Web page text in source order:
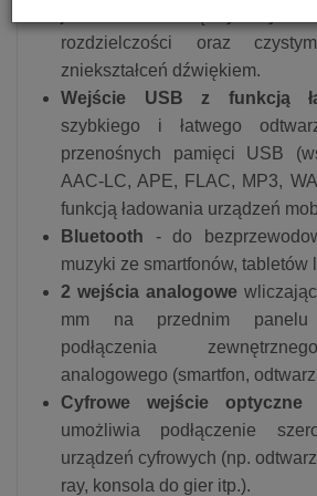
rozdzielczości oraz
zniekształceń dźwiękiem.
Wejście USB z funkcją
szybkiego i łatwego
przenośnych pamięci USB
AAC-LC, APE, FLAC, MP3,
funkcją ładowania urządzeń
Bluetooth - do
muzyki ze smartfonów, tabletów
2 wejścia analogowe
mm na przednim
podłączenia
analogowego (smartfon,
Cyfrowe wejście optyczne
umożliwia podłączenie
urządzeń cyfrowych (np.
ray, konsola do gier itp.).